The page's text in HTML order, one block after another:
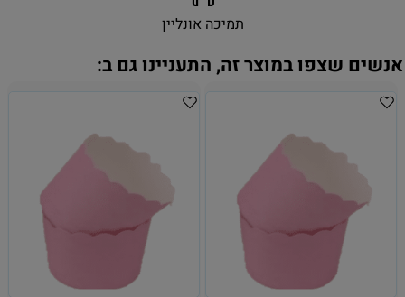
תמיכה אונליין
אנשים שצפו במוצר זה, התעניינו גם ב: